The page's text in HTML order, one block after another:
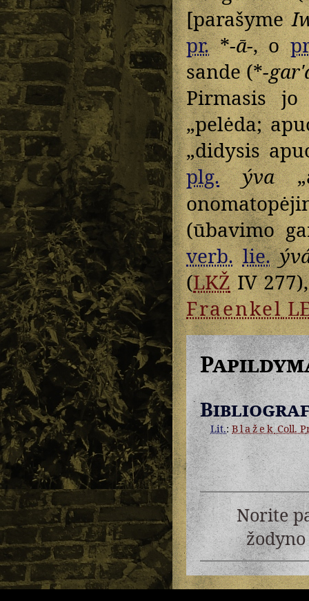
[parašyme
pr.*-ā-, o
sande (*-
Pirmasis
„pelėda;
„didysis
plg.
ýva
(ūbavimo
verb. lie.
(LKŽIV
Fraenkel
Lit.:BlažekColl.
Norite